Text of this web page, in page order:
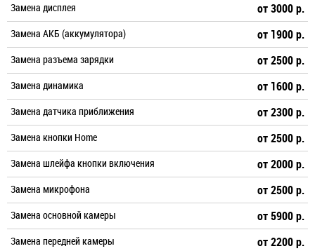
Замена дисплея
от 3000 р.
Замена АКБ (аккумулятора) от 1900 р.
Замена разъема зарядки от 2500 р.
Замена динамика от 1600 р.
Замена датчика приближения от 2300 р.
Замена кнопки Home от 2500 р.
Замена шлейфа кнопки включения от 2000 р.
Замена микрофона от 2500 р.
Замена основной камеры от 5900 р.
Замена передней камеры
от 2200 р.